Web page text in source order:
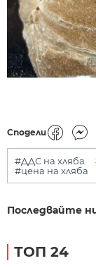
Сподели
#ДДС на хляба
#цена на хляба
Последвайте
ТОП 24